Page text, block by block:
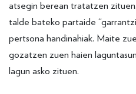
atsegin berean tratatzen
talde bateko partaide
pertsona handinahiak. Maite
gozatzen zuen haien
lagun asko zituen.